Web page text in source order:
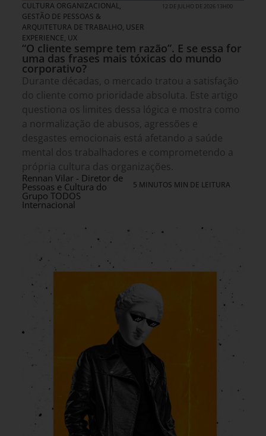
CULTURA ORGANIZACIONAL,
GESTÃO DE PESSOAS &
ARQUITETURA DE TRABALHO, USER
EXPERIENCE, UX
12 DE JULHO DE 2026 13H00
“O cliente sempre tem razão”. E se essa for
uma das frases mais tóxicas do mundo
corporativo?
Durante décadas, o mercado tratou a satisfação
do cliente como prioridade absoluta. Este artigo
questiona os limites dessa lógica e mostra como
a normalização de abusos, agressões e
desgastes emocionais está afetando a saúde
mental dos trabalhadores e comprometendo a
própria cultura das organizações.
Rennan Vilar - Diretor de
Pessoas e Cultura do
Grupo TODOS
Internacional
5 MINUTOS MIN DE LEITURA